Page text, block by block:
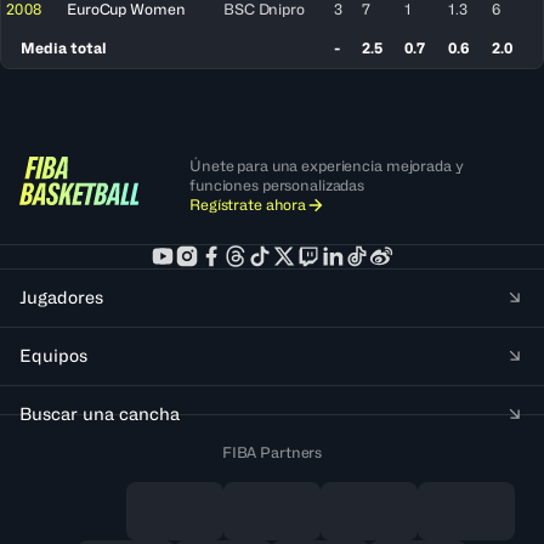
2008 EuroCup Women BSC Dnipro 3 7 1 1.3 6
Media total - 2.5 0.7 0.6 2.0
Únete para una experiencia mejorada y
funciones personalizadas
Regístrate ahora
Jugadores
Equipos
Buscar una cancha
FIBA Partners